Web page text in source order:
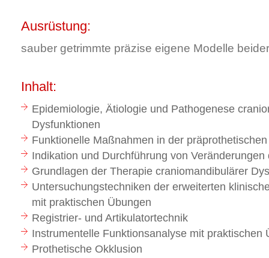
Ausrüstung:
sauber getrimmte präzise eigene Modelle
Inhalt:
Epidemiologie, Ätiologie und Pathogenese
Dysfunktionen
Funktionelle Maßnahmen in der
Indikation und Durchführung von Veränderungen
Grundlagen der Therapie craniomandibulärer
Untersuchungstechniken der erweiterten
mit praktischen Übungen
Registrier- und Artikulatortechnik
Instrumentelle Funktionsanalyse mit praktischen
Prothetische Okklusion